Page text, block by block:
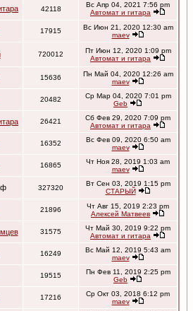
42118
Вс Апр 04, 2021 7:56 pm
Автомат и гитара
17915
Вс Июн 21, 2020 12:30 am
maev
720012
Пт Июн 12, 2020 1:09 pm
Автомат и гитара
15636
Пн Май 04, 2020 12:26 am
maev
20482
Ср Мар 04, 2020 7:01 pm
Geb
26421
Сб Фев 29, 2020 7:09 pm
Автомат и гитара
16352
Вс Фев 09, 2020 6:50 am
maev
16865
Чт Ноя 28, 2019 1:03 am
maev
327320
Вт Сен 03, 2019 1:15 pm
СТАРЫЙ
21896
Чт Авг 15, 2019 2:23 pm
Алексей Матвеев
31575
Чт Май 30, 2019 9:22 pm
Автомат и гитара
16249
Вс Май 12, 2019 5:43 am
maev
19515
Пн Фев 11, 2019 2:25 pm
Geb
17216
Ср Окт 03, 2018 6:12 pm
maev